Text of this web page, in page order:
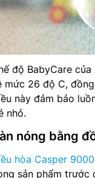
độ BabyCare
mức 26 độ C,
này đảm bảo
nhỏ.
nóng bằng
hòa Casper
sản phẩm trước